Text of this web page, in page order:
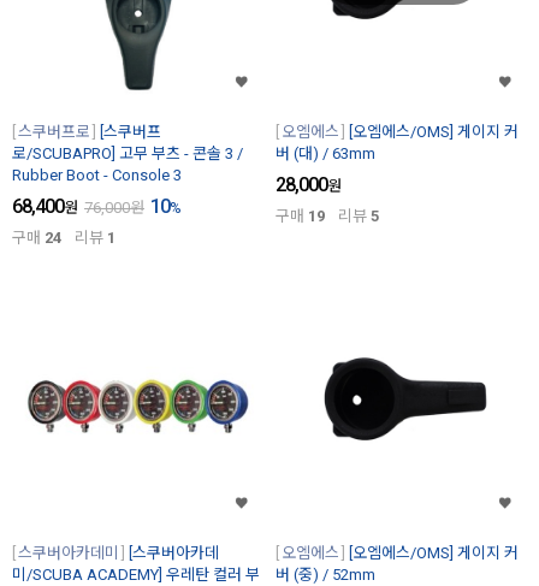
스쿠버프로
[스쿠버프
로/SCUBAPRO] 고무 부츠 - 콘솔 3 /
Rubber Boot - Console 3
68,400원 76,000원 10%
구매 24 리뷰 1
오엠에스
[오엠에스/OMS] 게이지 커
버 (대) / 63mm
28,000원
구매 19 리뷰 5
스쿠버아카데미
[스쿠버아카데
미/SCUBA ACADEMY] 우레탄 컬러 부
오엠에스
[오엠에스/OMS] 게이지 커
버 (중) / 52mm